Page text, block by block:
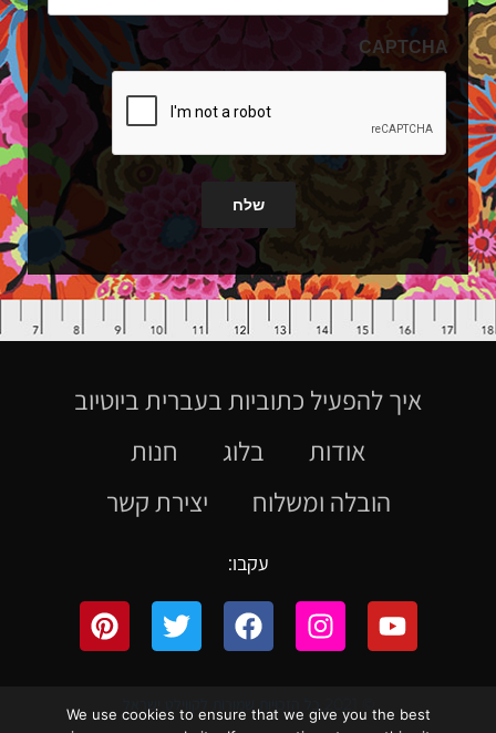
CAPTCHA
שלח
איך להפעיל כתוביות בעברית ביוטיוב
אודות
בלוג
חנות
הובלה ומשלוח
יצירת קשר
עקבו:
We use cookies to ensure that we give you the best